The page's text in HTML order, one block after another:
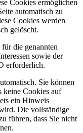
Cookies ermöglichen
automatisch zu
Cookies werden
gelöscht.
die genannten
sowie der
erforderlich.
Sie können
keine Cookies auf
ein Hinweis
Die vollständige
führen, dass Sie nicht